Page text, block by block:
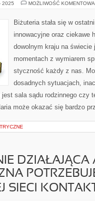
2025 MOŻLIWOŚĆ
Biżuteria stała się w
innowacyjne oraz ciekawe
dowolnym kraju na
momentach z wymiarem
styczność każdy z nas.
dosadnych sytuacjach,
sala sądu rodzinnego czy
może okazać się bardzo
DZIAŁAJĄCA
SIECI